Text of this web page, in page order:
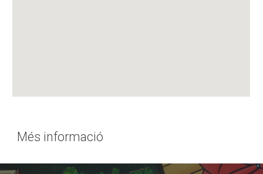
Més informació